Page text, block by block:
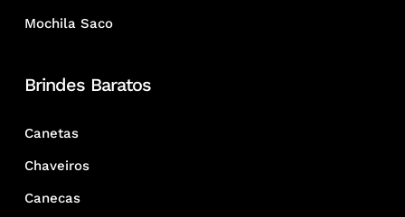
Mochila Saco
Brindes Baratos
Canetas
Chaveiros
Canecas